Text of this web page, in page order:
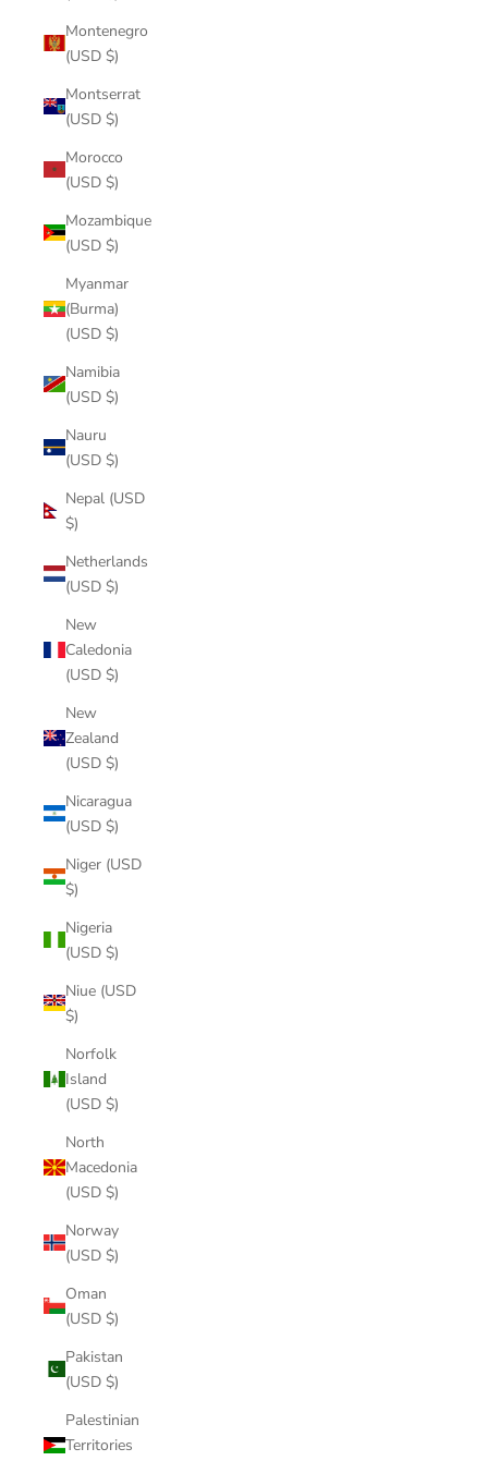
Montenegro
(USD $)
Montserrat
(USD $)
Morocco
(USD $)
Mozambique
(USD $)
Myanmar
(Burma)
(USD $)
Namibia
(USD $)
Nauru
(USD $)
Nepal (USD
$)
Netherlands
(USD $)
New
Caledonia
(USD $)
New
Zealand
(USD $)
Nicaragua
(USD $)
Niger (USD
$)
Nigeria
(USD $)
Niue (USD
$)
Norfolk
Island
(USD $)
North
Macedonia
(USD $)
Norway
(USD $)
Oman
(USD $)
Pakistan
(USD $)
Palestinian
Territories